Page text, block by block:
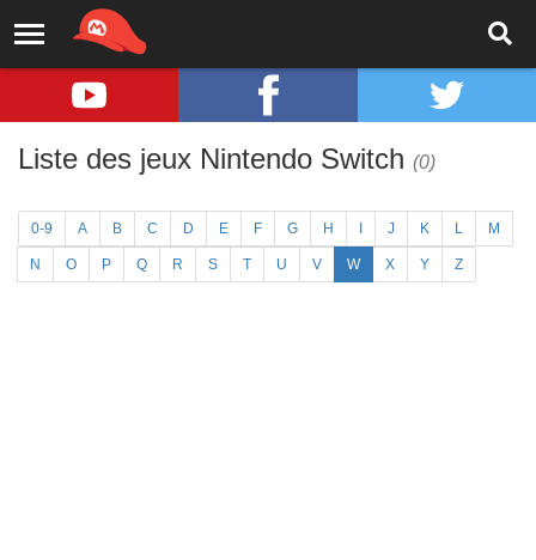
Liste des jeux Nintendo Switch (0)
0-9 A B C D E F G H J K L M
N O P Q R S T U V W X Y Z